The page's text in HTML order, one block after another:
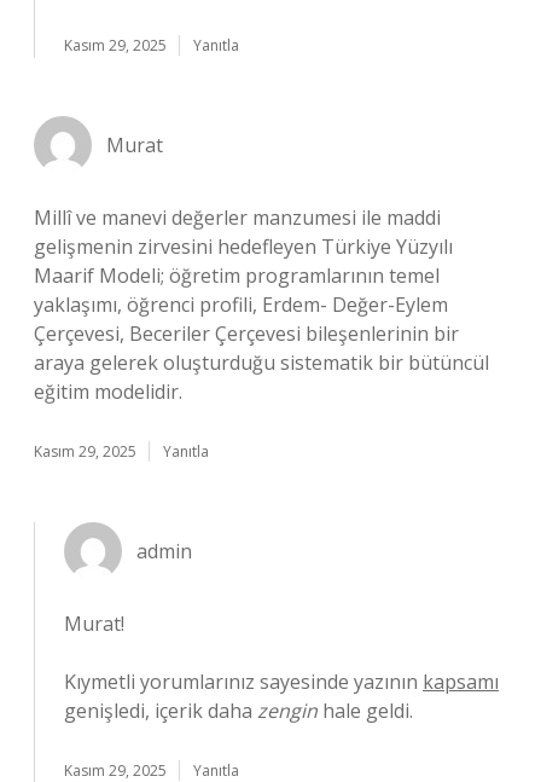
Kasım 29, 2025 Yanıtla
Murat
Millî ve manevi değerler manzumesi ile maddi
gelişmenin zirvesini hedefleyen Türkiye Yüzyılı
Maarif Modeli; öğretim programlarının temel
yaklaşımı, öğrenci profili, Erdem- Değer-Eylem
Çerçevesi, Beceriler Çerçevesi bileşenlerinin bir
araya gelerek oluşturduğu sistematik bir bütüncül
eğitim modelidir.
Kasım 29, 2025 Yanıtla
admin
Murat!
Kıymetli yorumlarınız sayesinde yazının kapsamı
genişledi, içerik daha zengin hale geldi.
Kasım 29, 2025 Yanıtla